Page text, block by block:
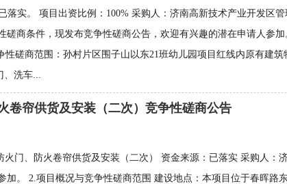
实。 项目出资比例：100% 采购人：济南高新技术产业开发区
商条件，现发布竞争性磋商公告，欢迎有兴趣的潜在申请人参
磋商范围：孙村片区围子山以东21班幼儿园项目红线内原有建筑
、洗车...
卷帘供货及安装（二次）竞争性磋商公告
门、防火卷帘供货及安装（二次） 资金来源：已落实 采购人：
。 2.项目概况与竞争性磋商范围 建设地点：本项目位于春晖路